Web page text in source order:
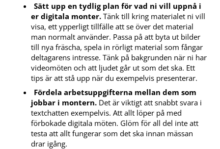
Sätt upp en tydlig plan för vad ni vill uppnå i
er digitala monter. Tänk till kring materialet ni vill
visa, ett ypperligt tillfälle att se över det material
man normalt använder. Passa på att byta ut bilder
till nya fräscha, spela in rörligt material som fångar
deltagarens intresse. Tänk på bakgrunden när ni har
videomöten och att ljudet går ut som det ska. Ett
tips är att stå upp när du exempelvis presenterar.
Fördela arbetsuppgifterna mellan dem som
jobbar i montern. Det är viktigt att snabbt svara i
textchatten exempelvis. Att allt löper på med
förbokade digitala möten. Glöm för all del inte att
testa att allt fungerar som det ska innan mässan
drar igång.